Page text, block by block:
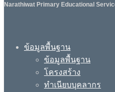
Narathiwat Primary Educational
ข้อมูลพื้นฐาน
ข้อมูลพื้นฐาน
โครงสร้าง
ทำเนียบบุคลากร